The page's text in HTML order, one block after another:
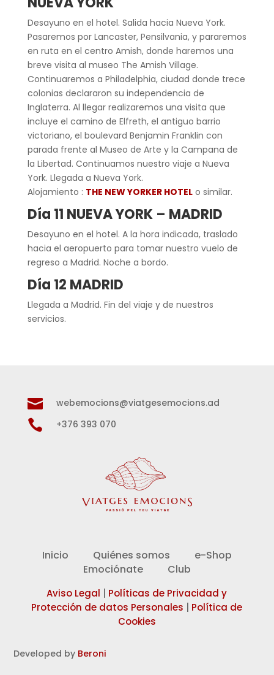
Desayuno en el hotel. Salida hacia Nueva York.
Pasaremos por Lancaster, Pensilvania, y pararemos
en ruta en el centro Amish, donde haremos una
breve visita al museo The Amish Village.
Continuaremos a Philadelphia, ciudad donde trece
colonias declararon su independencia de
Inglaterra. Al llegar realizaremos una visita que
incluye el camino de Elfreth, el antiguo barrio
victoriano, el boulevard Benjamin Franklin con
parada frente al Museo de Arte y la Campana de
la Libertad. Continuamos nuestro viaje a Nueva
York. Llegada a Nueva York.
Alojamiento : THE NEW YORKER HOTELo similar.
Día 11 NUEVA YORK – MADRID
Desayuno en el hotel. A la hora indicada, traslado
hacia el aeropuerto para tomar nuestro vuelo de
regreso a Madrid. Noche a bordo.
Día 12 MADRID
Llegada a Madrid. Fin del viaje y de nuestros
servicios.
 webemocions@viatgesemocions.ad
 +376 393 070
Inicio Quiénes somos
e-Shop
Emociónate
Club
Aviso Legal
Políticas de Privacidad y
Protección de datos Personales
Política de
Cookies
Developed by Beroni